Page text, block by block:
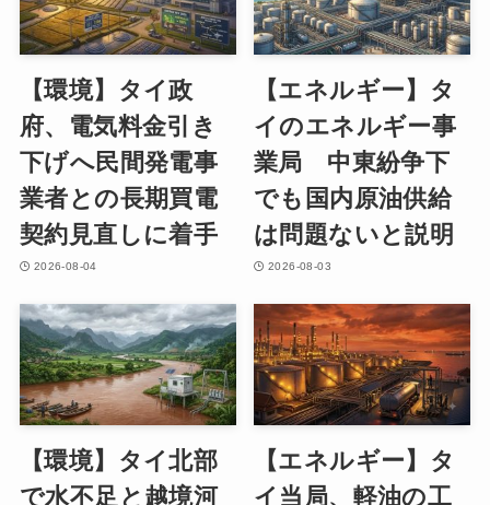
【環境】タイ政
府、電気料金引き
下げへ民間発電事
業者との長期買電
契約見直しに着手
2026-08-04
【エネルギー】タ
イのエネルギー事
業局 中東紛争下
でも国内原油供給
は問題ないと説明
2026-08-03
【環境】タイ北部
で水不足と越境河
【エネルギー】タ
イ当局、軽油の工